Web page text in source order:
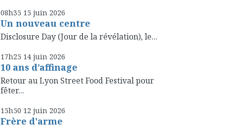
08h35 15 juin 2026
Un nouveau centre
Disclosure Day (Jour de la révélation), le...
17h25 14 juin 2026
10 ans d’affinage
Retour au Lyon Street Food Festival pour
fêter...
15h50 12 juin 2026
Frère d'arme